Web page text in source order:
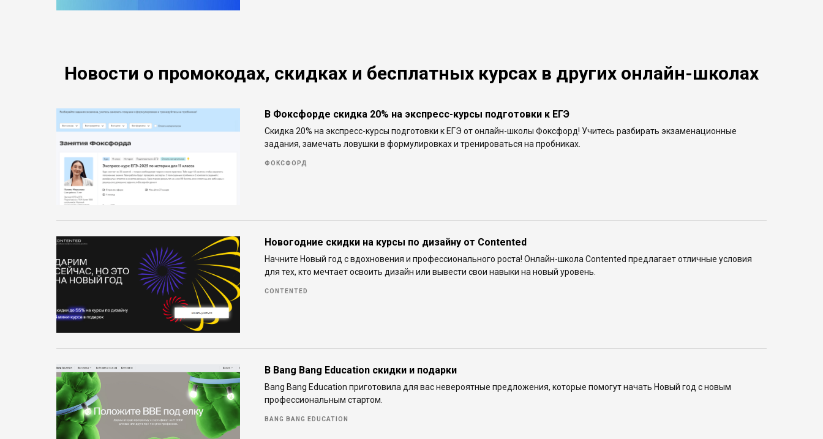
Новости о промокодах, скидках и бесплатных курсах в других онлайн-школах
В Фоксфорде скидка 20% на экспресс-курсы подготовки к ЕГЭ
Скидка 20% на экспресс-курсы подготовки к ЕГЭ от онлайн-школы Фоксфорд! Учитесь разбирать экзаменационные
задания, замечать ловушки в формулировках и тренироваться на пробниках.
ФОКСФОРД
Новогодние скидки на курсы по дизайну от Contented
Начните Новый год с вдохновения и профессионального роста! Онлайн-школа Contented предлагает отличные условия
для тех, кто мечтает освоить дизайн или вывести свои навыки на новый уровень.
CONTENTED
В Bang Bang Education скидки и подарки
Bang Bang Education приготовила для вас невероятные предложения, которые помогут начать Новый год с новым
профессиональным стартом.
BANG BANG EDUCATION